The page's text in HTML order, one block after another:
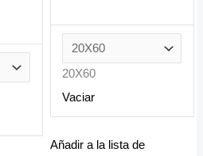
20X60
Vaciar
Añadir a la lista de